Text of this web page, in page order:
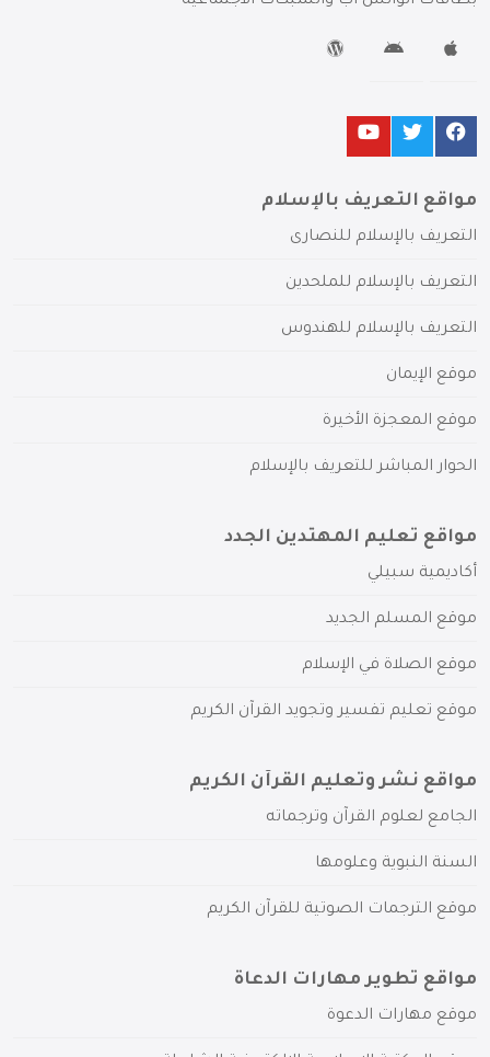
مواقع التعريف بالإسلام
التعريف بالإسلام للنصارى
التعريف بالإسلام للملحدين
التعريف بالإسلام للهندوس
موقع الإيمان
موقع المعجزة الأخيرة
الحوار المباشر للتعريف بالإسلام
مواقع تعليم المهتدين الجدد
أكاديمية سبيلي
موقع المسلم الجديد
موقع الصلاة في الإسلام
موقع تعليم تفسير وتجويد القرآن الكريم
مواقع نشر وتعليم القرآن الكريم
الجامع لعلوم القرآن وترجماته
السنة النبوية وعلومها
موقع الترجمات الصوتية للقرآن الكريم
مواقع تطوير مهارات الدعاة
موقع مهارات الدعوة